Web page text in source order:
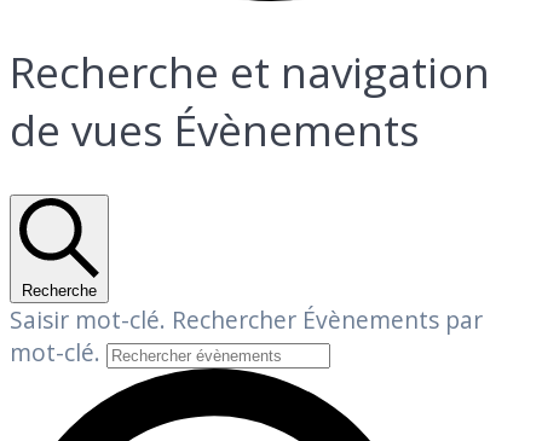
Évènements
Recherche et navigation
de vues Évènements
Recherche
Saisir mot-clé. Rechercher Évènements par
mot-clé.